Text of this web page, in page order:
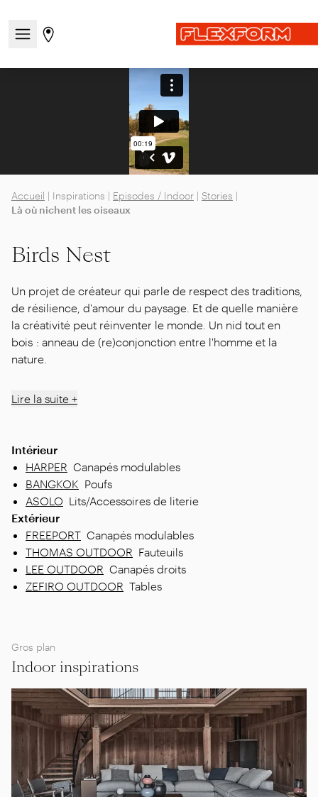
Ouvrir/fermer le menu de navigation
Aller à la page des magasins
Accueil | Inspirations | Episodes / Indoor | Stories |
Là où nichent les oiseaux
Birds Nest
Un projet de créateur qui parle de respect des traditions,
de résilience, d'amour du paysage. Et de quelle manière
la créativité peut réinventer le monde. Un nid tout en
bois : anneau de (re)conjonction entre l'homme et la
nature.
Lire la suite +
Intérieur
HARPER Canapés modulables
BANGKOK Poufs
ASOLO Lits/Accessoires de literie
Extérieur
FREEPORT Canapés modulables
THOMAS OUTDOOR Fauteuils
LEE OUTDOOR Canapés droits
ZEFIRO OUTDOOR Tables
Gros plan
Indoor inspirations